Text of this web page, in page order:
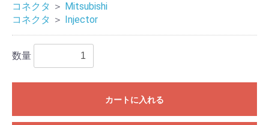
コネクタ ＞ Mitsubishi
コネクタ ＞ Injector
数量
カートに入れる